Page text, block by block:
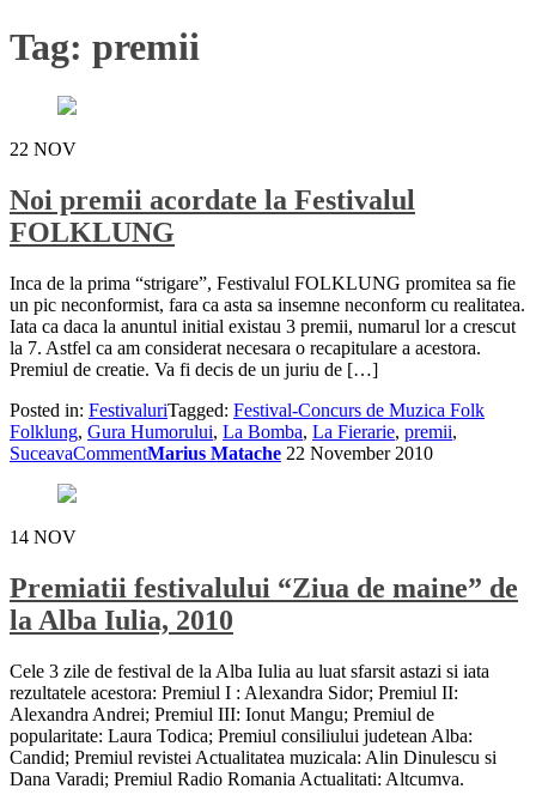
Tag: premii
22 NOV
Noi premii acordate la Festivalul
FOLKLUNG
Inca de la prima “strigare”, Festivalul FOLKLUNG promitea sa fie
un pic neconformist, fara ca asta sa insemne neconform cu realitatea.
Iata ca daca la anuntul initial existau 3 premii, numarul lor a crescut
la 7. Astfel ca am considerat necesara o recapitulare a acestora.
Premiul de creatie. Va fi decis de un juriu de […]
Posted in: FestivaluriTagged: Festival-Concurs de Muzica Folk
Folklung, Gura Humorului, La Bomba, La Fierarie, premii,
SuceavaCommentMarius Matache 22 November 2010
14 NOV
Premiatii festivalului “Ziua de maine” de
la Alba Iulia, 2010
Cele 3 zile de festival de la Alba Iulia au luat sfarsit astazi si iata
rezultatele acestora: Premiul I : Alexandra Sidor; Premiul II:
Alexandra Andrei; Premiul III: Ionut Mangu; Premiul de
popularitate: Laura Todica; Premiul consiliului judetean Alba:
Candid; Premiul revistei Actualitatea muzicala: Alin Dinulescu si
Dana Varadi; Premiul Radio Romania Actualitati: Altcumva.